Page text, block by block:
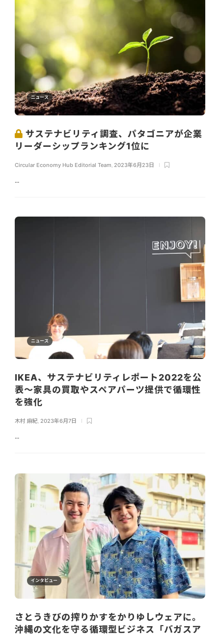
ニュース
サステナビリティ調査、パタゴニアが企業
リーダーシップランキング1位に
Circular Economy Hub Editorial Team 2023年6月23日
...
ニュース
IKEA、サステナビリティレポート2022を公
表～家具の買取やスペアパーツ提供で循環性
を強化
木村 麻紀, 2023年6月7日
...
インタビュー
さとうきびの搾りかすをかりゆしウェアに。
沖縄の文化を守る循環型ビジネス「バガスア